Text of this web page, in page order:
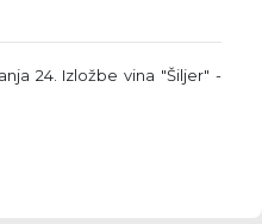
24. Izložbe vina "Šiljer" -